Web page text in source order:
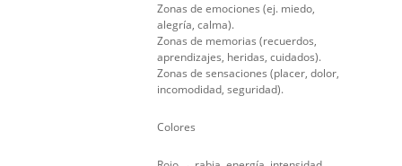
Zonas de emociones (ej. miedo,
alegría, calma).
Zonas de memorias (recuerdos,
aprendizajes, heridas, cuidados).
Zonas de sensaciones (placer, dolor,
incomodidad, seguridad).
Colores